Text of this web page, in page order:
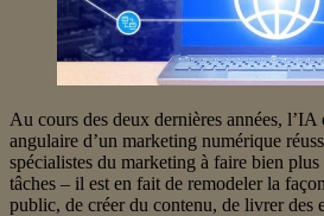
Au cours des deux dernières années, l’IA
angulaire d’un marketing numérique
spécialistes du marketing à faire bien plus
tâches – il est en fait de remodeler la
public, de créer du contenu, de livrer des